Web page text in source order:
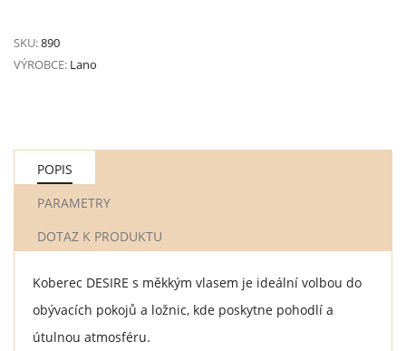
SKU:890
VÝROBCE: Lano
POPIS
PARAMETRY
DOTAZ K PRODUKTU
Koberec DESIRE s měkkým vlasem je ideální volbou do
obývacích pokojů a ložnic, kde poskytne pohodlí a
útulnou atmosféru.